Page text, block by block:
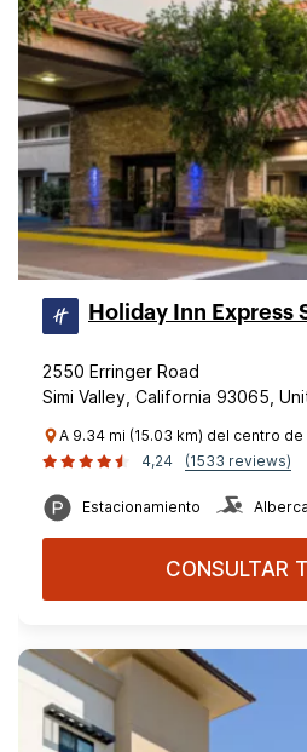
Holiday Inn Express
2550 Erringer Road
Simi Valley, California 93065,
A 9.34 mi (15.03 km) del centro
4,24
(1533 reviews)
Estacionamiento Alberca
CONSULTAR